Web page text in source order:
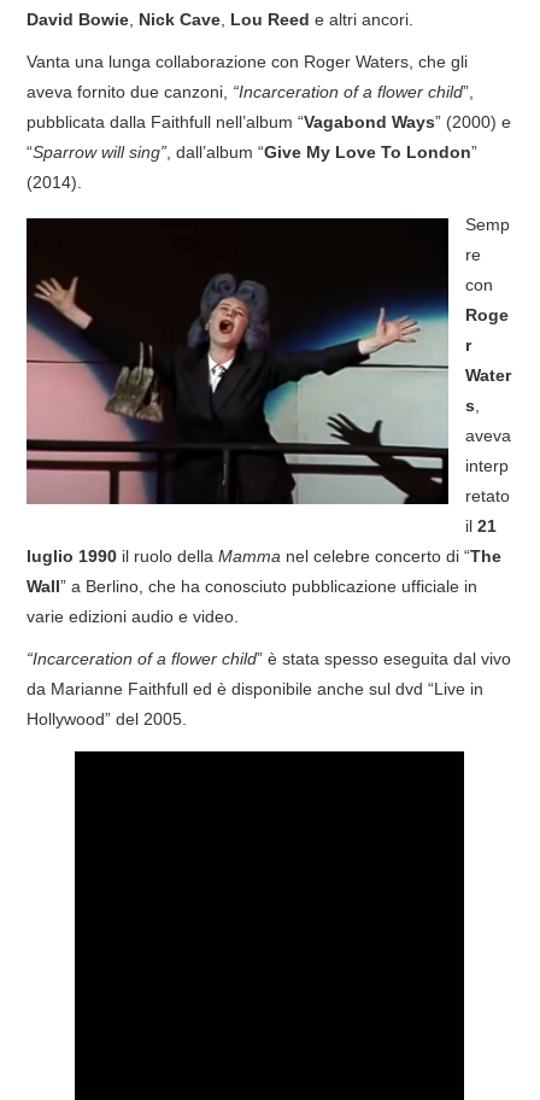
LINKS
PINKFLOYDIANE
David Bowie Nick Cave Lou Reed e altri ancori.
Vanta una lunga collaborazione con Roger Waters, che gli
aveva fornito due canzoni, “Incarceration of a flower child”,
pubblicata dalla Faithfull nell’album “Vagabond Ways” (2000) e
“Sparrow will sing” , dall’album “Give My Love To London”
(2014).
Semp
re
con
Roge
r
Water
s
aveva
interp
retato
il21
luglio 1990 il ruolo dellaMamma nel celebre concerto di “The
Wall” a Berlino, che ha conosciuto pubblicazione ufficiale in
varie edizioni audio e video.
“Incarceration of a flower child” è stata spesso eseguita dal vivo
da Marianne Faithfull ed è disponibile anche sul dvd “Live in
Hollywood” del 2005.